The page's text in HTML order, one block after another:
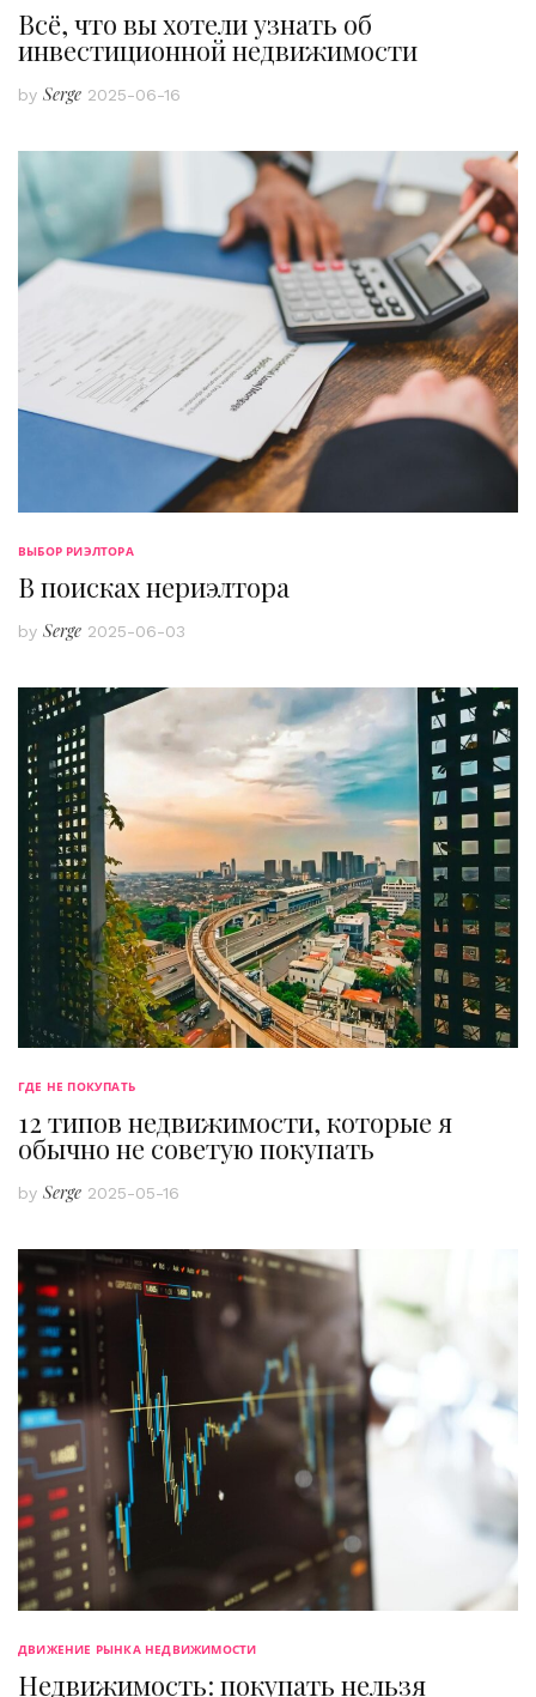
Всё, что вы хотели узнать об
инвестиционной недвижимости
by Serge 2025-06-16
ВЫБОР РИЭЛТОРА
В поисках нериэлтора
by Serge 2025-06-03
ГДЕ НЕ ПОКУПАТЬ
12 типов недвижимости, которые я
обычно не советую покупать
by Serge 2025-05-16
ДВИЖЕНИЕ РЫНКА НЕДВИЖИМОСТИ
Недвижимость: покупать нельзя